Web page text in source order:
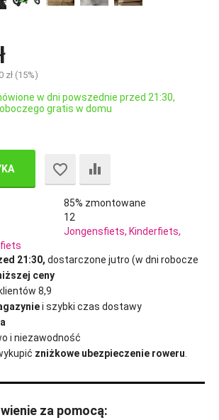
zł (15%)
w dni powszednie przed 21:30,
gratis w domu
85% zmontowane
12
Jongensfiets, Kinderfiets,
21:30, dostarczone jutro (w dni robocze
ceny
8,9
i szybki czas dostawy
i niezawodność
zniżkowe ubezpieczenie roweru.
za pomocą: